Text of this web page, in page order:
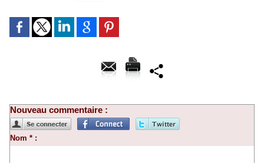
Nouveau commentaire :
Nom * :